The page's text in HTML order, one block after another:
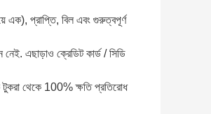
এক), প্রাপ্তি, বিল এবং গুরুত্বপূর্ণ
এছাড়াও ক্রেডিট কার্ড / সিডি
থেকে 100% ক্ষতি প্রতিরোধ